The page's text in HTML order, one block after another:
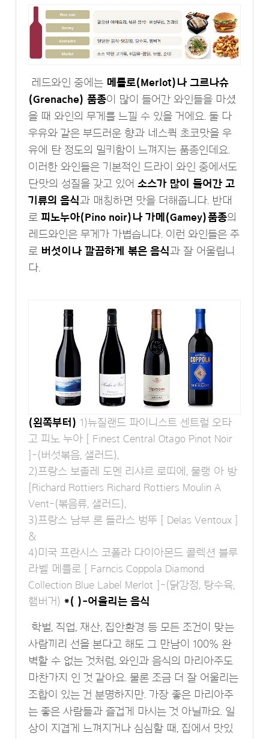
레드와인 중에는 메를로(Merlot)나 그르나슈
(Grenache) 품종이 많이 들어간 와인들을 마셨
을 때 와인의 무게를 느낄 수 있을 거에요. 둘 다
우유와 같은 부드러운 향과 네스퀵 초코맛을 우
유에 탄 정도의 밀키함이 느껴지는 품종인데요.
이러한 와인들은 기본적인 드라이 와인 중에서도
단맛의 성질을 갖고 있어소스가 많이 들어간 고
기류의 음식과 매칭하면 맛을 더해줍니다. 반대
로 피노누아(Pino noir)나 가메(Gamey)품종의
레드와인은 무게가 가볍습니다. 이런 와인들은 주
로 버섯이나 깔끔하게 볶은 음식과 잘 어울립니
다.
(왼쪽부터) 1)뉴질랜드 파이니스트 센트럴 오타
고 피노 누아 [ Finest Central Otago Pinot Noir
]-(버섯볶음, 샐러드),
2)프랑스 보졸레 도멘 리샤르 로띠에, 물랭 아 방
[Richard Rottiers Richard Rottiers Moulin A
Vent-(볶음류, 샐러드),
3)프랑스 남부 론 들라스 벙뚜 [ Delas Ventoux ]
&
4)미국 프란시스 코폴라 다이아몬드 콜렉션 블루
라벨 메를로 [ Farncis Coppola Diamond
Collection Blue Label Merlot ]-(닭강정, 탕수육,
햄버거) *( )-어울리는 음식
학벌, 직업, 재산, 집안환경 등 모든 조건이 맞는
사람끼리 선을 본다고 해도 그 만남이 100% 완
벽할 수 없는 것처럼, 와인과 음식의 마리아주도
마찬가지 인 것 같아요. 물론 조금 더 잘 어울리는
조합이 있는 건 분명하지만. 가장 좋은 마리아주
는 좋은 사람들과 즐겁게 마시는 것 아닐까요. 일
상이 지겹게 느껴지거나 심심할 때, 집에서 맛있